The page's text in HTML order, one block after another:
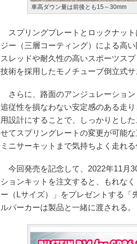
車高ダウン量は前後とも15～30mm
スプリングプレートとロックナッ
ジー（三層コーティング）による高
スレッドや耐久性の高いスポーツス
技術を採用したモノチューブ倒立式サ
さらに、路面のアンジュレーショ
追従性を損なわない安定感のある走
用設計にすることで、しっかりとし
せてスプリングレートの変更が可能
ミニサーキットまで気持ちよく走れる
今回発売を記念して、2022年11月
ションキットを注文すると、もれな
ー（Lサイズ）」をプレゼントする「
ルパーカーは製品と一緒に渡される。